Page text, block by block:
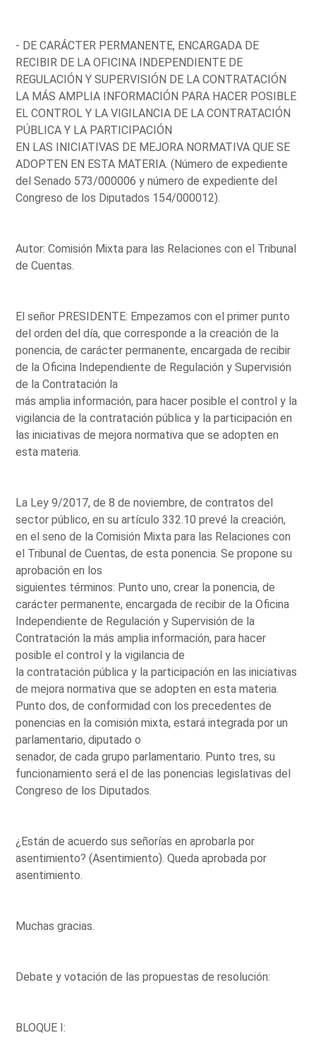
- DE CARÁCTER PERMANENTE, ENCARGADA DE
RECIBIR DE LA OFICINA INDEPENDIENTE DE
REGULACIÓN Y SUPERVISIÓN DE LA CONTRATACIÓN
LA MÁS AMPLIA INFORMACIÓN PARA HACER POSIBLE
EL CONTROL Y LA VIGILANCIA DE LA CONTRATACIÓN
PÚBLICA Y LA PARTICIPACIÓN
EN LAS INICIATIVAS DE MEJORA NORMATIVA QUE SE
ADOPTEN EN ESTA MATERIA. (Número de expediente
del Senado 573/000006 y número de expediente del
Congreso de los Diputados 154/000012).
Autor: Comisión Mixta para las Relaciones con el Tribunal
de Cuentas.
El señor PRESIDENTE: Empezamos con el primer punto
del orden del día, que corresponde a la creación de la
ponencia, de carácter permanente, encargada de recibir
de la Oficina Independiente de Regulación y Supervisión
de la Contratación la
más amplia información, para hacer posible el control y la
vigilancia de la contratación pública y la participación en
las iniciativas de mejora normativa que se adopten en
esta materia.
La Ley 9/2017, de 8 de noviembre, de contratos del
sector público, en su artículo 332.10 prevé la creación,
en el seno de la Comisión Mixta para las Relaciones con
el Tribunal de Cuentas, de esta ponencia. Se propone su
aprobación en los
siguientes términos: Punto uno, crear la ponencia, de
carácter permanente, encargada de recibir de la Oficina
Independiente de Regulación y Supervisión de la
Contratación la más amplia información, para hacer
posible el control y la vigilancia de
la contratación pública y la participación en las iniciativas
de mejora normativa que se adopten en esta materia.
Punto dos, de conformidad con los precedentes de
ponencias en la comisión mixta, estará integrada por un
parlamentario, diputado o
senador, de cada grupo parlamentario. Punto tres, su
funcionamiento será el de las ponencias legislativas del
Congreso de los Diputados.
¿Están de acuerdo sus señorías en aprobarla por
asentimiento? (Asentimiento). Queda aprobada por
asentimiento.
Muchas gracias.
Debate y votación de las propuestas de resolución:
BLOQUE I: